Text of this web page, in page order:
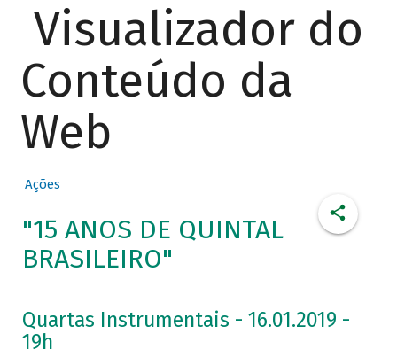
Visualizador do
Conteúdo da
Web
Ações
"15 ANOS DE QUINTAL
BRASILEIRO"
Quartas Instrumentais - 16.01.2019 -
19h